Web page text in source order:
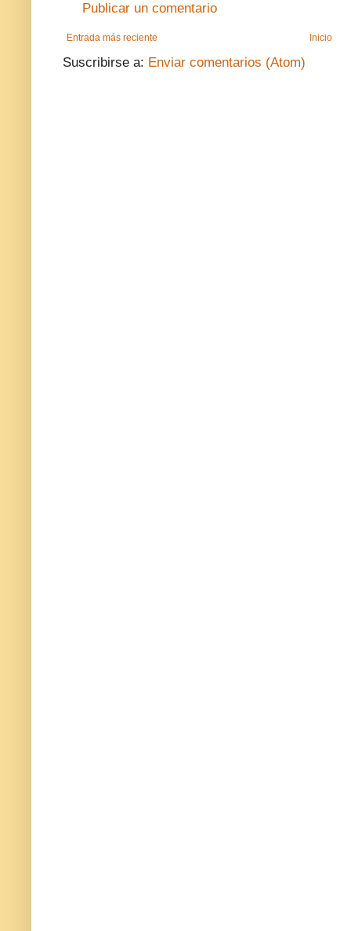
Publicar un comentario
Entrada más reciente Inicio
Suscribirse a: Enviar comentarios (Atom)